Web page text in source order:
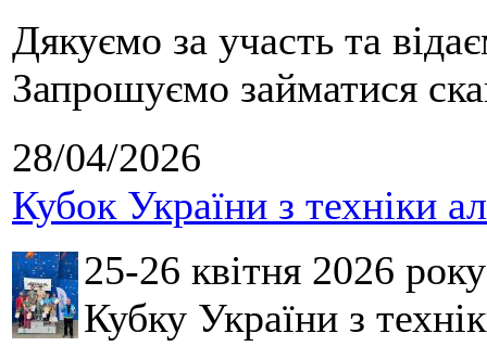
Дякуємо за участь та
Запрошуємо займатися
28/04/2026
Кубок України з техніки
25-26 квітня 2026
Кубку України з